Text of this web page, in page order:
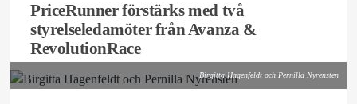
PriceRunner förstärks med två
styrelseledamöter från Avanza &
RevolutionRace
Birgitta Hagenfeldt och Pernilla Nyrensten